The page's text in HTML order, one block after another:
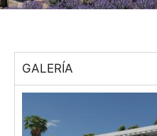
GALERÍA